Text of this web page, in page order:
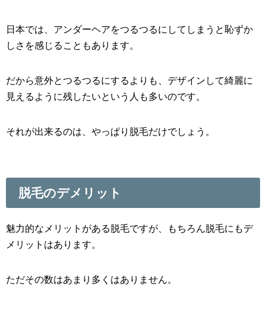
日本では、アンダーヘアをつるつるにしてしまうと恥ずか
しさを感じることもあります。
だから意外とつるつるにするよりも、デザインして綺麗に
見えるように残したいという人も多いのです。
それが出来るのは、やっぱり脱毛だけでしょう。
脱毛のデメリット
魅力的なメリットがある脱毛ですが、もちろん脱毛にもデ
メリットはあります。
ただその数はあまり多くはありません。